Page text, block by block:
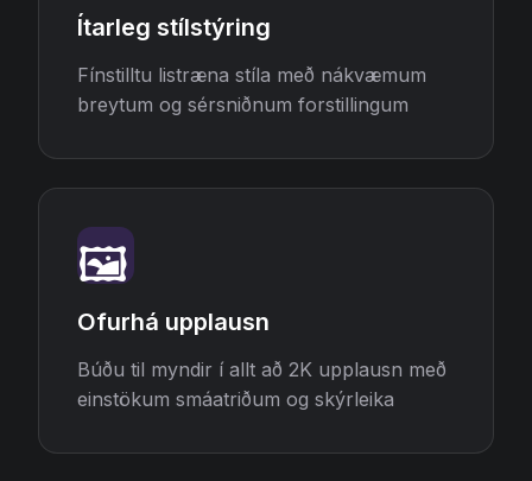
Ítarleg stílstýring
Fínstilltu listræna stíla með nákvæmum
breytum og sérsniðnum forstillingum
🖼️
Ofurhá upplausn
Búðu til myndir í allt að 2K upplausn með
einstökum smáatriðum og skýrleika